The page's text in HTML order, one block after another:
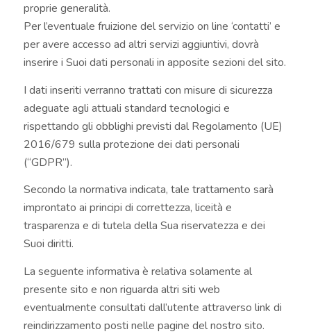
proprie generalità.
Per l’eventuale fruizione del servizio on line ‘contatti’ e
per avere accesso ad altri servizi aggiuntivi, dovrà
inserire i Suoi dati personali in apposite sezioni del sito.
I dati inseriti verranno trattati con misure di sicurezza
adeguate agli attuali standard tecnologici e
rispettando gli obblighi previsti dal Regolamento (UE)
2016/679 sulla protezione dei dati personali
(“GDPR”).
Secondo la normativa indicata, tale trattamento sarà
improntato ai principi di correttezza, liceità e
trasparenza e di tutela della Sua riservatezza e dei
Suoi diritti.
La seguente informativa è relativa solamente al
presente sito e non riguarda altri siti web
eventualmente consultati dall’utente attraverso link di
reindirizzamento posti nelle pagine del nostro sito.